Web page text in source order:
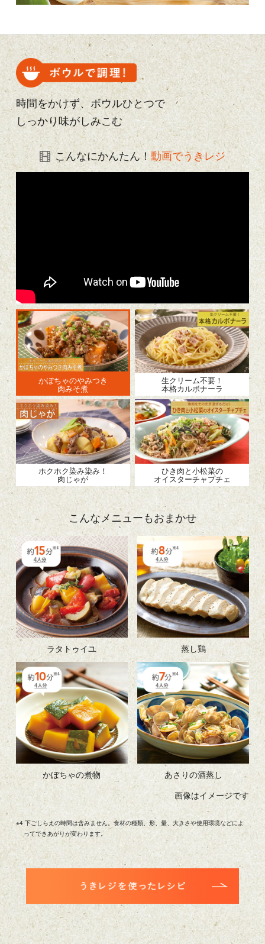
時間をかけず、ボウルひとつで
しっかり味がしみこむ
こんなにかんたん！ 動画でうきレジ
かぼちゃのやみつき
肉みそ煮
生クリーム不要！
本格カルボナーラ
ホクホク染み染み！
肉じゃが
ひき肉と小松菜の
オイスターチャプチェ
こんなメニューもおまかせ
ラタトゥイユ 蒸し鶏
かぼちゃの煮物 あさりの酒蒸し
※4 下ごしらえの時間は含みません。食材の種類、形、量、大きさや使用環境などによ
ってできあがりが変わります。